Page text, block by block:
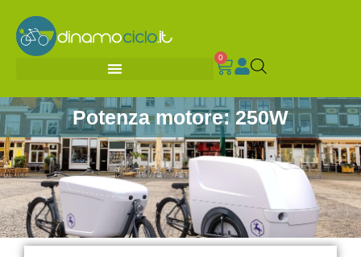
0
Potenza motore: 250W